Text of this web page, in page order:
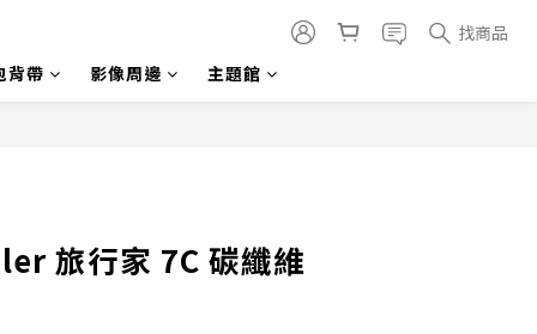
找商品
背帶
影像周邊 主題館
旅行家 7C 碳纖維